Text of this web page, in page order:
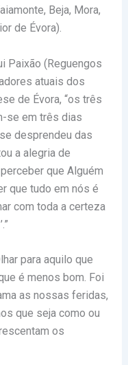
Beja, Mora,
de Évora).
Paixão (Reguengos
atuais dos
de Évora, “os três
se em três dias
desprendeu das
a alegria de
que Alguém
que tudo em nós é
com toda a certeza
para aquilo que
é menos bom. Foi
as nossas feridas,
que seja como ou
os